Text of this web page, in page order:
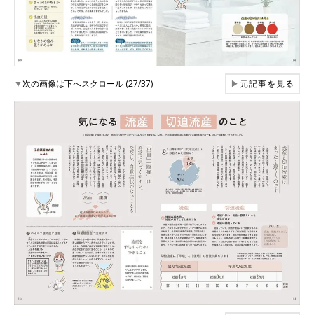
▼次の画像は下へスクロール (27/37) ▶元記事を見る